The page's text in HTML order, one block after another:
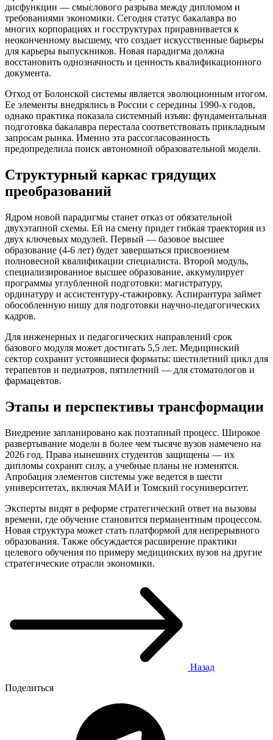
дисфункции — смыслового разрыва между дипломом и
требованиями экономики. Сегодня статус бакалавра во
многих корпорациях и госструктурах приравнивается к
неоконченному высшему, что создает искусственные барьеры
для карьеры выпускников. Новая парадигма должна
восстановить однозначность и ценность квалификационного
документа.
Отход от Болонской системы является эволюционным итогом.
Ее элементы внедрялись в России с середины 1990-х годов,
однако практика показала системный изъян: фундаментальная
подготовка бакалавра перестала соответствовать прикладным
запросам рынка. Именно эта рассогласованность
предопределила поиск автономной образовательной модели.
Структурный каркас грядущих
преобразований
Ядром новой парадигмы станет отказ от обязательной
двухэтапной схемы. Ей на смену придет гибкая траектория из
двух ключевых модулей. Первый — базовое высшее
образование (4-6 лет) будет завершаться присвоением
полновесной квалификации специалиста. Второй модуль,
специализированное высшее образование, аккумулирует
программы углубленной подготовки: магистратуру,
ординатуру и ассистентуру-стажировку. Аспирантура займет
обособленную нишу для подготовки научно-педагогических
кадров.
Для инженерных и педагогических направлений срок
базового модуля может достигать 5,5 лет. Медицинский
сектор сохранит устоявшиеся форматы: шестилетний цикл для
терапевтов и педиатров, пятилетний — для стоматологов и
фармацевтов.
Этапы и перспективы трансформации
Внедрение запланировано как поэтапный процесс. Широкое
развертывание модели в более чем тысяче вузов намечено на
2026 год. Права нынешних студентов защищены — их
дипломы сохранят силу, а учебные планы не изменятся.
Апробация элементов системы уже ведется в шести
университетах, включая МАИ и Томский госуниверситет.
Эксперты видят в реформе стратегический ответ на вызовы
времени, где обучение становится перманентным процессом.
Новая структура может стать платформой для непрерывного
образования. Также обсуждается расширение практики
целевого обучения по примеру медицинских вузов на другие
стратегические отрасли экономики.
Назад
Поделиться